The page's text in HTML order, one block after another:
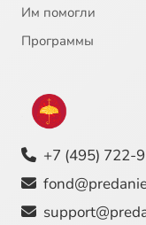
Им помогли
Программы
+7 (495) 722-